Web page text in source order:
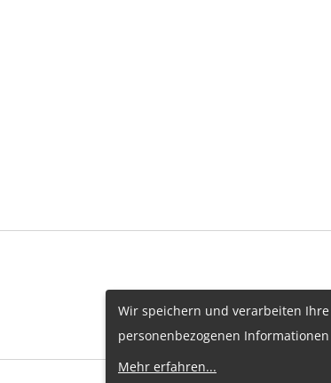
Wir speichern und verarbeiten Ihre
personenbezogenen
Mehr erfahren...